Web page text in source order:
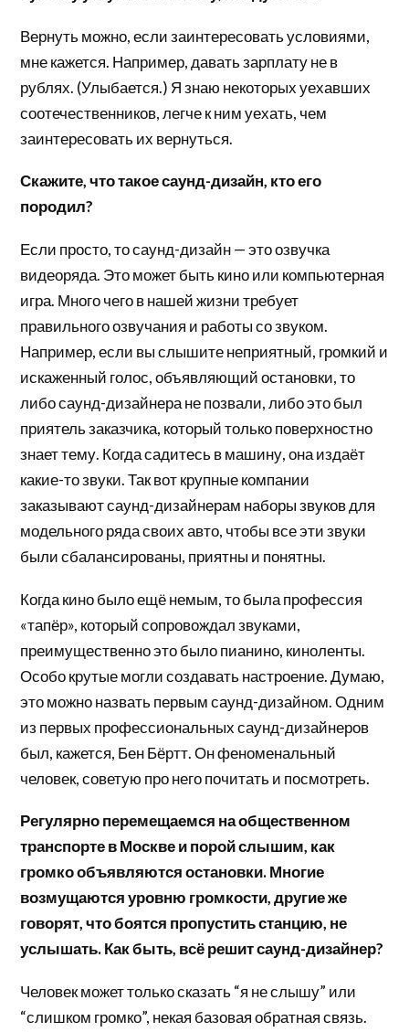
Вернуть можно, если заинтересовать условиями,
мне кажется. Например, давать зарплату не в
рублях. (Улыбается.) Я знаю некоторых уехавших
соотечественников, легче к ним уехать, чем
заинтересовать их вернуться.
Скажите, что такое саунд-дизайн, кто его
породил?
Если просто, то саунд-дизайн — это озвучка
видеоряда. Это может быть кино или компьютерная
игра. Много чего в нашей жизни требует
правильного озвучания и работы со звуком.
Например, если вы слышите неприятный, громкий и
искаженный голос, объявляющий остановки, то
либо саунд-дизайнера не позвали, либо это был
приятель заказчика, который только поверхностно
знает тему. Когда садитесь в машину, она издаёт
какие-то звуки. Так вот крупные компании
заказывают саунд-дизайнерам наборы звуков для
модельного ряда своих авто, чтобы все эти звуки
были сбалансированы, приятны и понятны.
Когда кино было ещё немым, то была профессия
«тапёр», который сопровождал звуками,
преимущественно это было пианино, киноленты.
Особо крутые могли создавать настроение. Думаю,
это можно назвать первым саунд-дизайном. Одним
из первых профессиональных саунд-дизайнеров
был, кажется, Бен Бёртт. Он феноменальный
человек, советую про него почитать и посмотреть.
Регулярно перемещаемся на общественном
транспорте в Москве и порой слышим, как
громко объявляются остановки. Многие
возмущаются уровню громкости, другие же
говорят, что боятся пропустить станцию, не
услышать. Как быть, всё решит саунд-дизайнер?
Человек может только сказать “я не слышу” или
“слишком громко”, некая базовая обратная связь.